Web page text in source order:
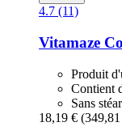
4.7 (11)
Vitamaze
Produit
Contient
Sans
18,19 €